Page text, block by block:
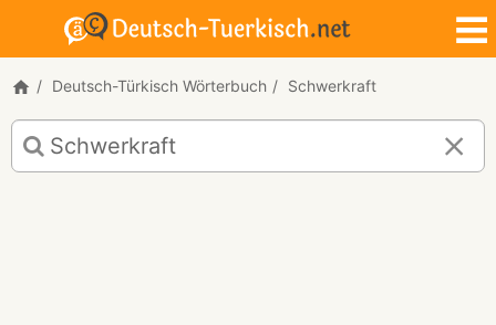
Deutsch-Türkisch Wörterbuch Schwerkraft
Deutsch-
Türkisch
Übersetzung